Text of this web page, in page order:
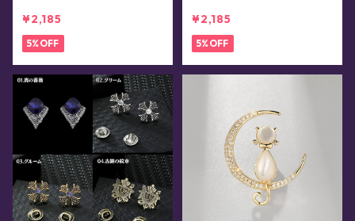
¥2,185
5%OFF
8種)
¥2,185
5%OFF